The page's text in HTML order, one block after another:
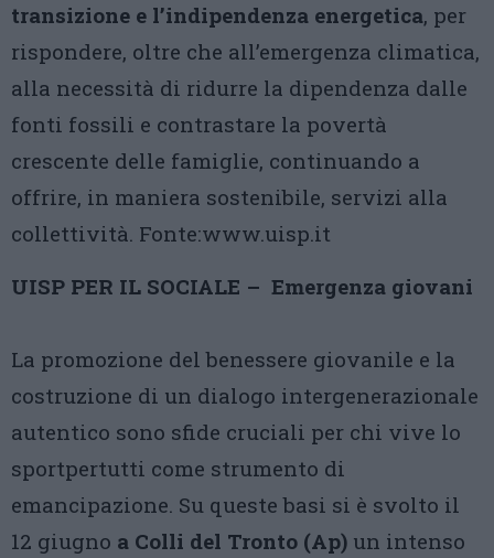
transizione e l’indipendenza energetica, per
rispondere, oltre che all’emergenza climatica,
alla necessità di ridurre la dipendenza dalle
fonti fossili e contrastare la povertà
crescente delle famiglie, continuando a
offrire, in maniera sostenibile, servizi alla
collettività. Fonte:www.uisp.it
UISP PER IL SOCIALE – Emergenza giovani
La promozione del benessere giovanile e la
costruzione di un dialogo intergenerazionale
autentico sono sfide cruciali per chi vive lo
sportpertutti come strumento di
emancipazione. Su queste basi si è svolto il
12 giugno a Colli del Tronto (Ap) un intenso